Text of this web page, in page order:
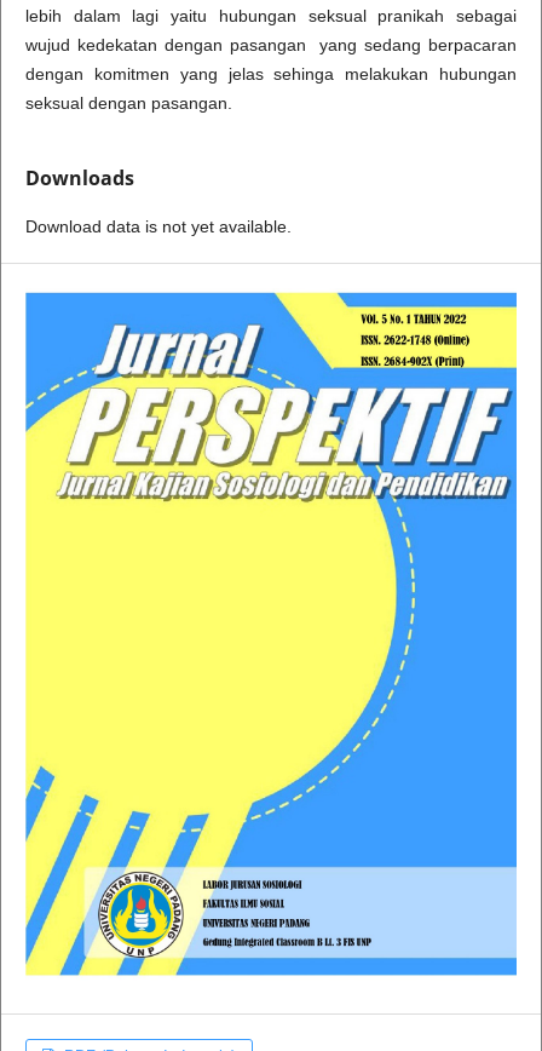
lebih dalam lagi yaitu hubungan seksual pranikah sebagai
wujud kedekatan dengan pasangan yang sedang berpacaran
dengan komitmen yang jelas sehinga melakukan hubungan
seksual dengan pasangan.
Downloads
Download data is not yet available.